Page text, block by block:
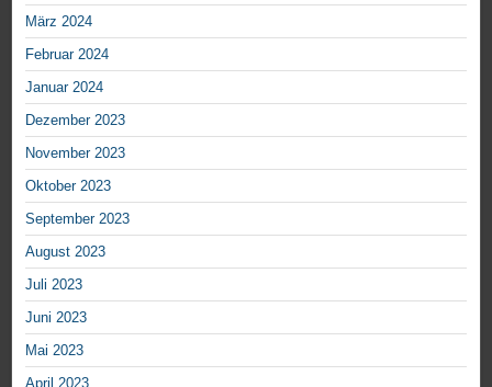
März 2024
Februar 2024
Januar 2024
Dezember 2023
November 2023
Oktober 2023
September 2023
August 2023
Juli 2023
Juni 2023
Mai 2023
April 2023